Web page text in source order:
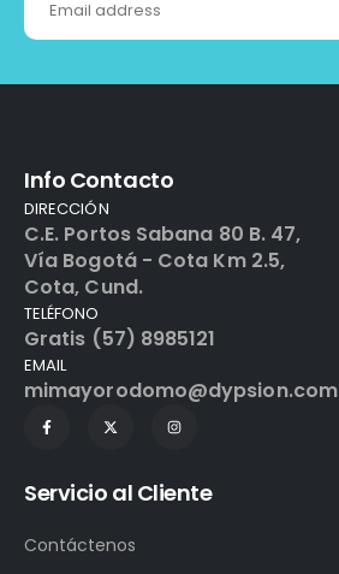
Info Contacto
DIRECCIÓN
C.E. Portos Sabana 80 B. 47,
Vía Bogotá - Cota Km 2.5,
Cota, Cund.
TELÉFONO
Gratis (57) 8985121
EMAIL
mimayorodomo@dypsion.com
Servicio al Cliente
Contáctenos